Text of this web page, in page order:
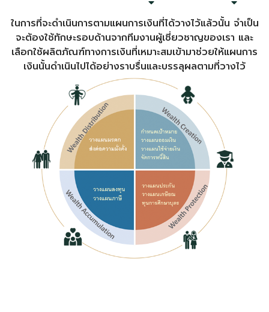
ในการที่จะดำเนินการตามแผนการเงินที่ได้วางไว้แล้วนั้น จำเป็น
จะต้องใช้ทักษะรอบด้านจากทีมงานผู้เชี่ยวชาญของเรา และ
เลือกใช้ผลิตภัณฑ์ทางการเงินที่เหมาะสมเข้ามาช่วยให้แผนการ
เงินนั้นดำเนินไปได้อย่างราบรื่นและบรรลุผลตามที่วางไว้